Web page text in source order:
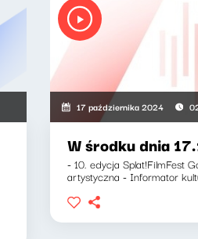
17 października 2024
W środku dnia
- 10. edycja Splat!FilmFest
artystyczna - Informator